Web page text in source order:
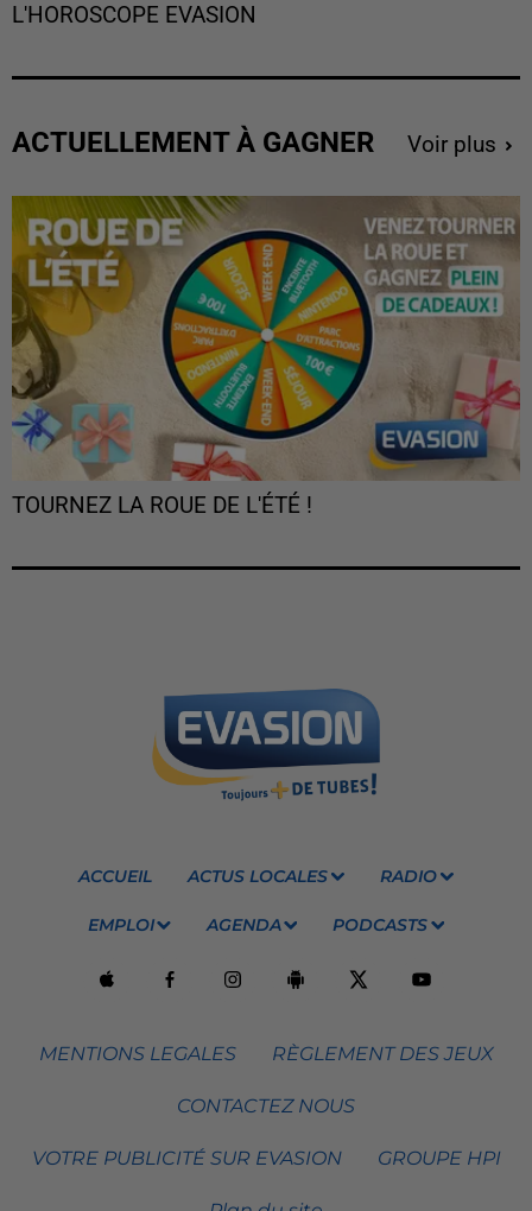
L'HOROSCOPE EVASION
ACTUELLEMENT À GAGNER Voir plus
TOURNEZ LA ROUE DE L'ÉTÉ !
ACCUEIL ACTUS LOCALES RADIO
EMPLOI AGENDA PODCASTS
MENTIONS LEGALES RÈGLEMENT DES JEUX
CONTACTEZ NOUS
VOTRE PUBLICITÉ SUR EVASION GROUPE HPI